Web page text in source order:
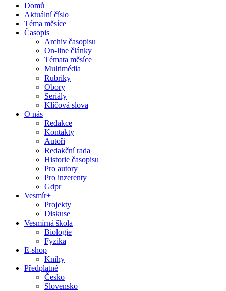
Domů
Aktuální číslo
Téma měsíce
Časopis
Archiv časopisu
On-line články
Témata měsíce
Multimédia
Rubriky
Obory
Seriály
Klíčová slova
O nás
Redakce
Kontakty
Autoři
Redakční rada
Historie časopisu
Pro autory
Pro inzerenty
Gdpr
Vesmír+
Projekty
Diskuse
Vesmírná škola
Biologie
Fyzika
E-shop
Knihy
Předplatné
Česko
Slovensko